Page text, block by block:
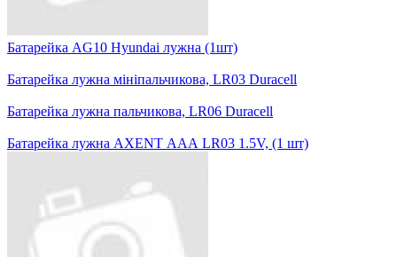
Батарейка AG10 Hyundai лужна (1шт)
Батарейка лужна мініпальчикова, LR03 Duracell
Батарейка лужна пальчикова, LR06 Duracell
Батарейка лужна AXENT ААА LR03 1.5V, (1 шт)